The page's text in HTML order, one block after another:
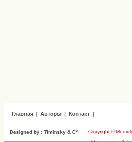
Главная | Авторы | Контакт |
Copyright ©
Designed by : Timinsky & Co